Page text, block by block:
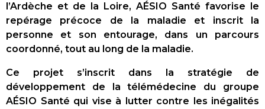
l’Ardèche et de la Loire, AÉSIO Santé favorise le
repérage précoce de la maladie et inscrit la
personne et son entourage, dans un parcours
coordonné, tout au long de la maladie.
Ce projet s’inscrit dans la stratégie de
développement de la télémédecine du groupe
AÉSIO Santé qui vise à lutter contre les inégalités